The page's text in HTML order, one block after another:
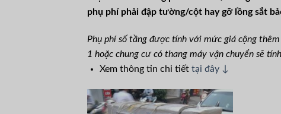
phụ phí phải đập tường/cột hay gỡ lồng sắt
Phụ phí số tầng được tính với mức giá cộng
1 hoặc chung cư có thang máy vận chuyển sẽ
Xem thông tin chi tiết tại đây ↓